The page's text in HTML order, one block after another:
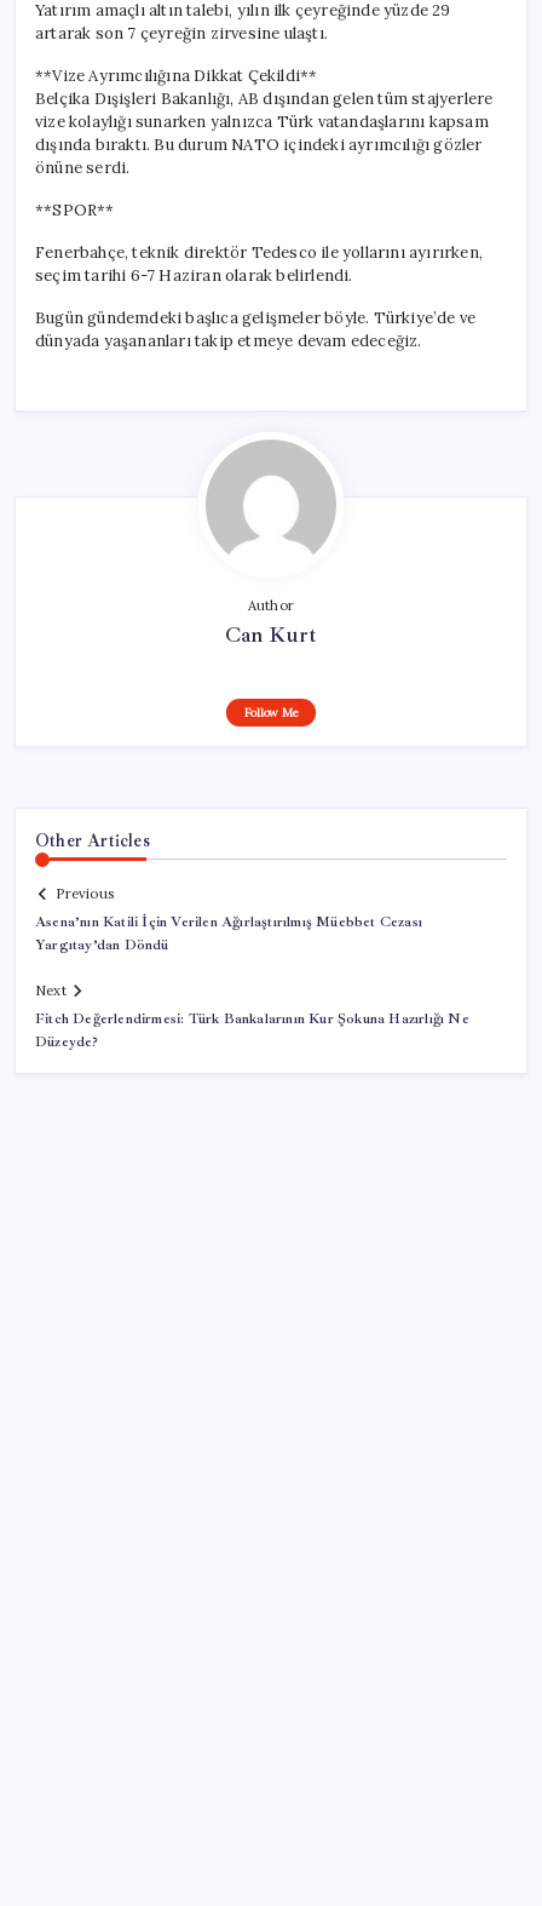
Yatırım amaçlı altın talebi, yılın ilk çeyreğinde yüzde 29
artarak son 7 çeyreğin zirvesine ulaştı.
**Vize Ayrımcılığına Dikkat Çekildi**
Belçika Dışişleri Bakanlığı, AB dışından gelen tüm stajyerlere
vize kolaylığı sunarken yalnızca Türk vatandaşlarını kapsam
dışında bıraktı. Bu durum NATO içindeki ayrımcılığı gözler
önüne serdi.
**SPOR**
Fenerbahçe, teknik direktör Tedesco ile yollarını ayırırken,
seçim tarihi 6-7 Haziran olarak belirlendi.
Bugün gündemdeki başlıca gelişmeler böyle. Türkiye’de ve
dünyada yaşananları takip etmeye devam edeceğiz.
Author
Can Kurt
Follow Me
Other Articles
Previous
Asena’nın Katili İçin Verilen Ağırlaştırılmış Müebbet Cezası
Yargıtay’dan Döndü
Next
Fitch Değerlendirmesi: Türk Bankalarının Kur Şokuna Hazırlığı Ne
Düzeyde?